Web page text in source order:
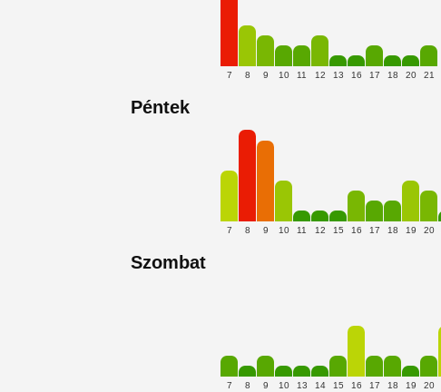
7 8 9 10 11 12 13 16 17 18 20 21
Péntek
7 8 9 10 11 12 15 16 17 18 19 20
Szombat
7 8 9 10 13 14 15 16 17 18 19 20